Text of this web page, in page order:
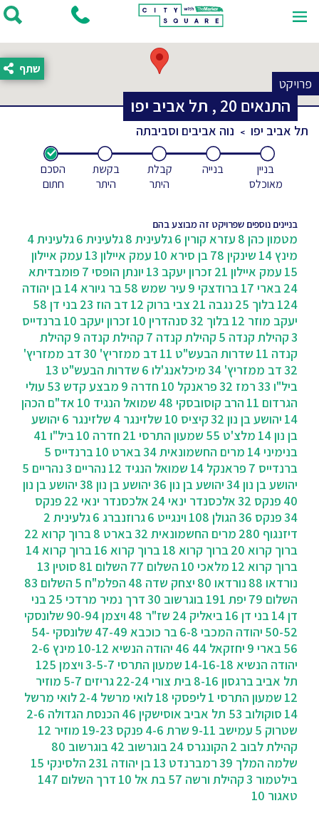
פרויקט
התנאים 20
, תל אביב יפו
שתף
תל אביב יפו נוה אביבים וסביבתה
בניין
מאוכלס
בנייה
קבלת
היתר
בקשת
היתר
הסכם
חתום
בניינים נוספים שפרויקט זה מבוצע בהם
מטמון כהן 8 עזרא קורין 6 גלעינית 8 גלעינית 6
גלעינית 4
מינץ 14
שינקין 78 בן סירא 10 עמק איילון 13
עמק איילון
15 עמק איילון 21 זכרון יעקב 13 יונתן הופסי 7
פומבדיתא
24בארי 17 ברודצקי 9 עיר שמש 58 בר גיורא 14
בן יהודה
124בלוך 25 נגבה 21 צבי ברוק 12 דב הוז 23
בני דן 58
יעקב מוזר 12
בלוך 32 סנהדרין 10 זכרון יעקב 10
ברנדייס
3קהילת קנדה 5 קהילת קנדה 7 קהילת קנדה 9
קהילת
קנדה 11
שדרות הבעש"ט 11 דב ממזריץ' 30
דב ממזריץ'
32דב ממזריץ' 34 מיכלאנג'לו 6
שדרות הבעש"ט 13
ביל"ו 33
רמז 32 פראנקל 10 חדרה 9 מבצע קדש 53
עולי
הגרדום 11
הרב קוסובסקי 48 שמואל הנגיד 10
אד"ם הכהן
14 יהושע בן נון 32 קיציס 10 שלזינגר 4 שלזינגר 6
יהושע
בן נון 14
מלצ'ט 55 שמעון התרסי 21 חדרה 10
ביל"ו 41
בנימיני 14
מרים החשמונאית 34 בארט 10
ברנדייס 5
ברנדייס 7
פראנקל 14 שמואל הנגיד 12 נהריים 3
נהריים 5
יהושע בן נון 34
יהושע בן נון 36 יהושע בן נון 38
יהושע בן נון
40 פנקס 32 אלכסנדר ינאי 24 אלכסנדר ינאי 22
פנקס
34פנקס 36 הגולן 108 וינגייט 6 גרוזנברג 6
גלעינית 2
דיזנגוף 280
מרים החשמונאית 32 בארט 8
ברוך קרוא 22
ברוך קרוא 20
ברוך קרוא 18 ברוך קרוא 16
ברוך קרוא 14
ברוך קרוא 12
מלאכי 10 השלום 77 השלום 81
סוטין 13
נורדאו 88
נורדאו 80 יצחק שדה 48 הפלמ"ח 5
השלום 83
השלום 79
יפת 191 בוגרשוב 30 ‫דרך נמיר מרדכי 25
בני
דן 14
בני דן 16 ביאליק 24 שז"ר 48 ויצמן 90-94
שלונסקי
50-52 יהודה המכבי 6-8 בר כוכבא 47-49
שלונסקי 54-
56בארי 9 יחזקאל 44 46 יהודה הנשיא 10-12
מינץ 2-6
יהודה הנשיא 14-16-18
שמעון התרסי 3-5-7
ויצמן 125
תל אביבברגסון 8-16 בית צורי 22-24 גריזים 5-7
מוזיר
12 שמעון התרסי 1 ליפסקי 18 לואי מרשל 2-4
לואי מרשל
14 סוקולוב 53 תל אביב אוסישקין 46
הכנסת הגדולה 2-6
שטרוק 5
עמישב 9-11 שרת 4-6 פנקס 19-23
מוזיר 12
קהילת לבוב 2
הקונגרס 24 בוגרשוב 42
בוגרשוב 80
שלמה המלך 39
רמברנדט 13 בן יהודה 231
הלסינקי 15
בילטמור 3
קהילת ורשה 57 בת אל 10
דרך השלום 147
טאגור 10